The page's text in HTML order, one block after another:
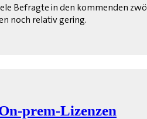
Befragte in den kommenden
noch relativ gering.
prem-Lizenzen